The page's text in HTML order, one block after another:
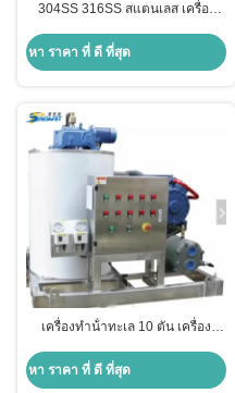
304SS 316SS สแตนเลส เครื่อง
หา ราคา ที่ ดี ที่สุด
เครื่องทําน้ําทะเล 10 ตัน เครื่อง
หา ราคา ที่ ดี ที่สุด